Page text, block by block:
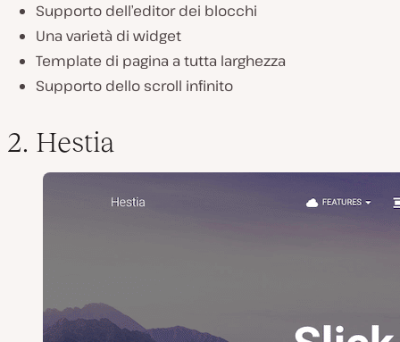
Supporto dell’editor dei blocchi
Una varietà di widget
Template di pagina a tutta larghezza
Supporto dello scroll infinito
2. Hestia